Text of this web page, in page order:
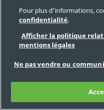
ECS signifie électrode
anodique : Des
passives » sont moins
galvanique que des
Pour plus d’informations,
confidentialité.
Afficher la politique
mentions légales
Ne pas vendre ou